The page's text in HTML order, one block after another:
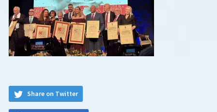
Share on Twitter